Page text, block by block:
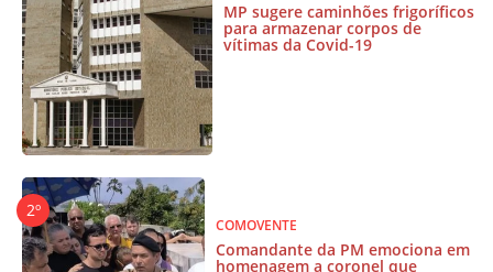
MP sugere caminhões frigoríficos
para armazenar corpos de
vítimas da Covid-19
COMOVENTE
Comandante da PM emociona em
homenagem a coronel que